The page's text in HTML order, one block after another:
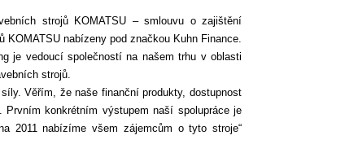
strojů KOMATSU – smlouvu o zajištění
nabízeny pod značkou Kuhn Finance.
je vedoucí společností na našem trhu v oblasti
strojů.
Věřím, že naše finanční produkty, dostupnost
konkrétním výstupem naší spolupráce je
2011 nabízíme všem zájemcům o tyto stroje“